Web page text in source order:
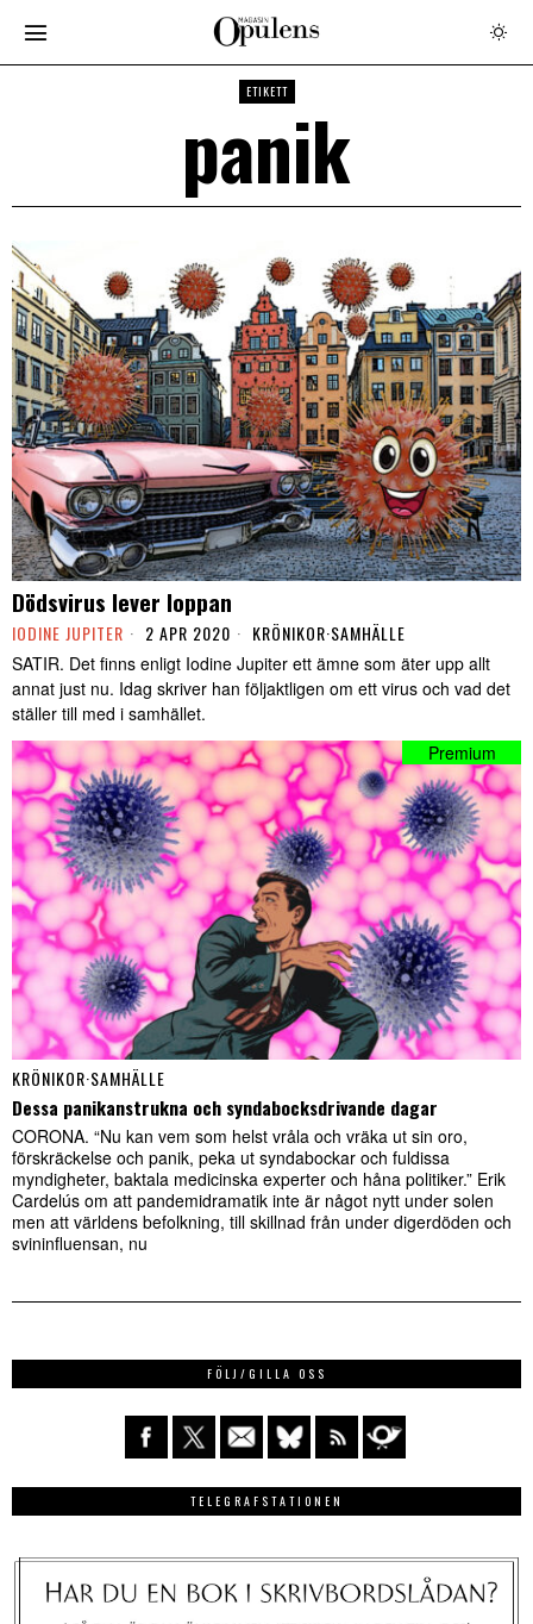
ETIKETT
panik
Dödsvirus lever loppan
IODINE JUPITER 2 APR 2020 KRÖNIKOR·SAMHÄLLE
SATIR. Det finns enligt Iodine Jupiter ett ämne som äter upp allt
annat just nu. Idag skriver han följaktligen om ett virus och vad det
ställer till med i samhället.
KRÖNIKOR·SAMHÄLLE
Dessa panikanstrukna och syndabocksdrivande dagar
CORONA. “Nu kan vem som helst vråla och vräka ut sin oro,
förskräckelse och panik, peka ut syndabockar och fuldissa
myndigheter, baktala medicinska experter och håna politiker.” Erik
Cardelús om att pandemidramatik inte är något nytt under solen
men att världens befolkning, till skillnad från under digerdöden och
svininfluensan, nu
FÖLJ/GILLA OSS
TELEGRAFSTATIONEN